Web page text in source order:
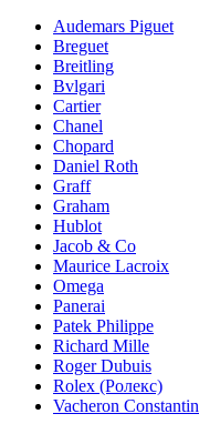
Audemars Piguet
Breguet
Breitling
Bvlgari
Cartier
Chanel
Chopard
Daniel Roth
Graff
Graham
Hublot
Jacob & Co
Maurice Lacroix
Omega
Panerai
Patek Philippe
Richard Mille
Roger Dubuis
Rolex (Ролекс)
Vacheron Constantin